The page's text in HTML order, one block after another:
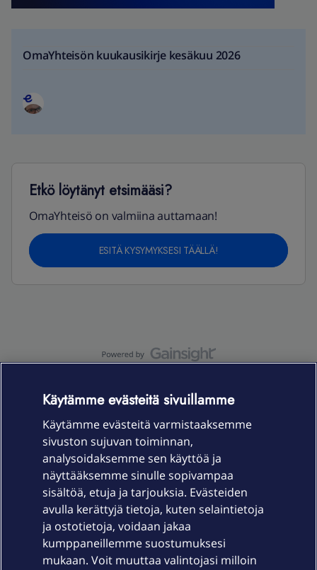
OmaYhteisön kuukausikirje kesäkuu 2026
Etkö löytänyt etsimääsi?
OmaYhteisö on valmiina auttamaan!
ESITÄ KYSYMYKSESI TÄÄLLÄ!
Laitteet & liittymät
Palvelut
Käytämme evästeitä sivuillamme
Käytämme evästeitä varmistaaksemme
sivuston sujuvan toiminnan,
analysoidaksemme sen käyttöä ja
näyttääksemme sinulle sopivampaa
sisältöä, etuja ja tarjouksia. Evästeiden
avulla kerättyjä tietoja, kuten selaintietoja
ja ostotietoja, voidaan jakaa
kumppaneillemme suostumuksesi
mukaan. Voit muuttaa valintojasi milloin